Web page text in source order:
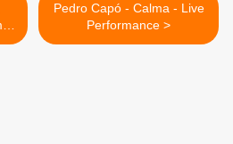
Pedro Capó - Calma - Live
Performance >